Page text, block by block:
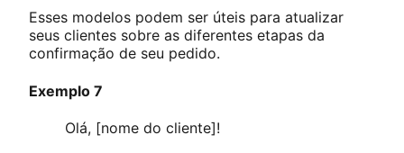
Esses modelos podem ser úteis para atualizar
seus clientes sobre as diferentes etapas da
confirmação de seu pedido.
Exemplo 7
Olá, [nome do cliente]!